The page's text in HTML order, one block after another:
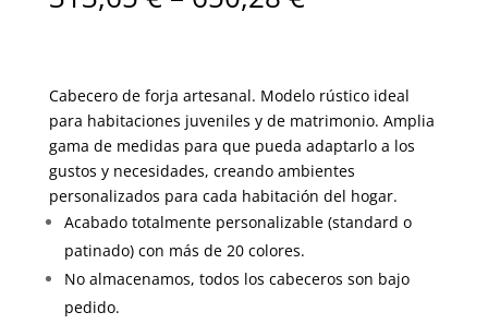
Cabecero de forja artesanal. Modelo rústico ideal
para habitaciones juveniles y de matrimonio. Amplia
gama de medidas para que pueda adaptarlo a los
gustos y necesidades, creando ambientes
personalizados para cada habitación del hogar.
Acabado totalmente personalizable (standard o
patinado) con más de 20 colores.
No almacenamos, todos los cabeceros son bajo
pedido.